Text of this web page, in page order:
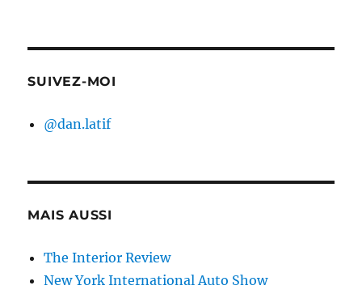
SUIVEZ-MOI
@dan.latif
MAIS AUSSI
The Interior Review
New York International Auto Show